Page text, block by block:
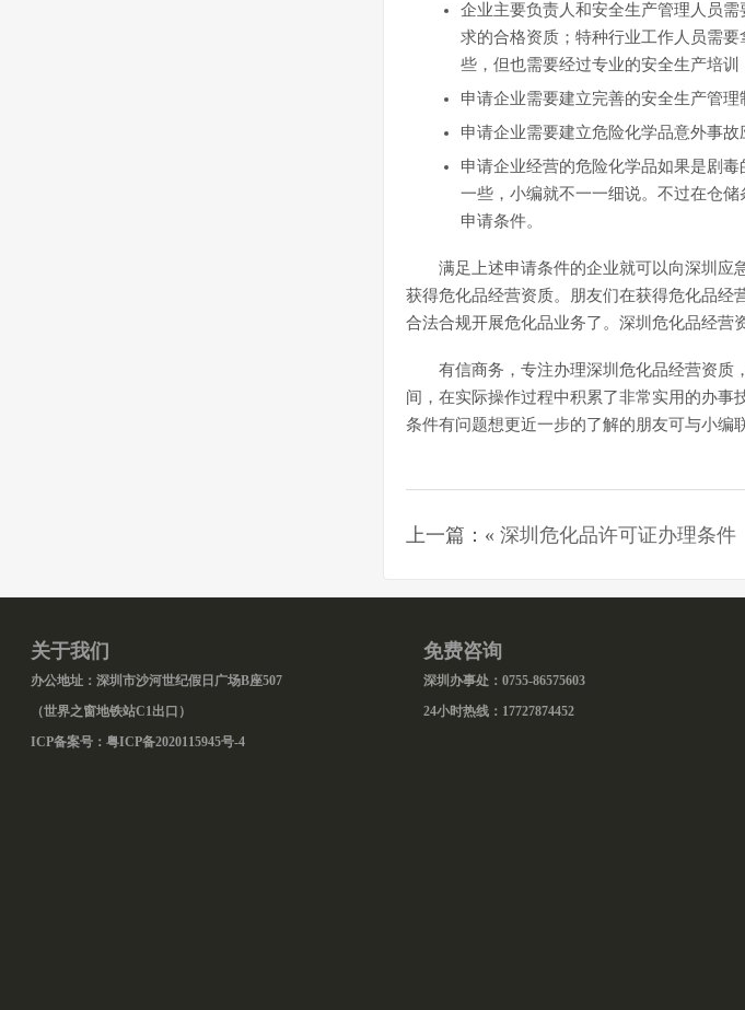
企业主要负责人和安全生产管理人员
求的合格资质；特种行业工作人员需
些，但也需要经过专业的安全生产培训
申请企业需要建立完善的安全生产管
申请企业需要建立危险化学品意外事
申请企业经营的危险化学品如果是剧
一些，小编就不一一细说。不过在仓
申请条件。
满足上述申请条件的企业就可以向深圳应
获得危化品经营资质。朋友们在获得危化品经
合法合规开展危化品业务了。深圳危化品经营
有信商务，专注办理深圳危化品经营资质
间，在实际操作过程中积累了非常实用的办
条件有问题想更近一步的了解的朋友可与小编
上一篇：« 深圳危化品许可证办理条件
关于我们
办公地址：深圳市沙河世纪假日广场B座507
（世界之窗地铁站C1出口）
ICP备案号： 粤ICP备2020115945号-4
免费咨询
深圳办事处：0755-86575603
24小时热线：17727874452